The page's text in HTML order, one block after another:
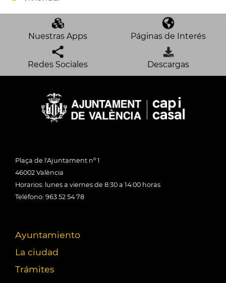
Nuestras Apps Páginas de Interés
Redes Sociales Descargas
Plaça de l'Ajuntament nº 1
46002 València
Horarios: lunes a viernes de 8:30 a 14:00 horas
Teléfono: 963 52 54 78
Ayuntamiento
La ciudad
Trámites